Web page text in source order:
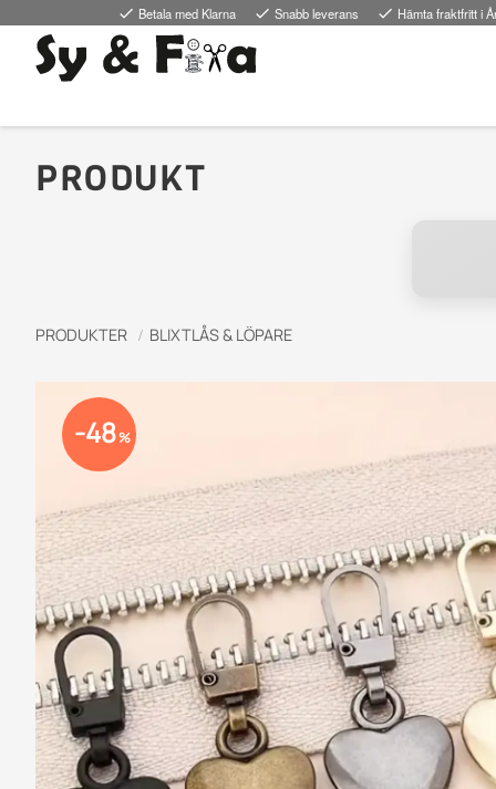
done Betala med Klarna done Snabb leverans done Hämta fraktfritt i
PRODUKT
PRODUKTER BLIXTLÅS & LÖPARE
48%